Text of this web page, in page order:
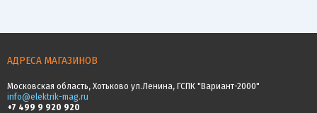
АДРЕСА МАГАЗИНОВ
Московская область, Хотьково ул.Ленина, ГСПК "Вариант-2000"
info@elektrik-mag.ru
+7 499 9 920 920